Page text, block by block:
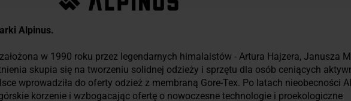
Alpinus.
w 1990 roku przez legendarnych himalaistów - Artura Hajzera, Janusza
skupia się na tworzeniu solidnej odzieży i sprzętu dla osób ceniących
wprowadziła do oferty odzież z membraną Gore-Tex. Po latach nieobecności
korzenie i wzbogacając ofertę o nowoczesne technologie i proekologiczne